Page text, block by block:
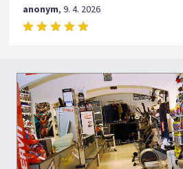
anonym,9. 4. 2026